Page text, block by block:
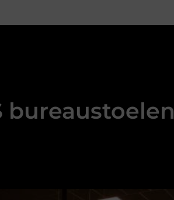
bureaustoelen